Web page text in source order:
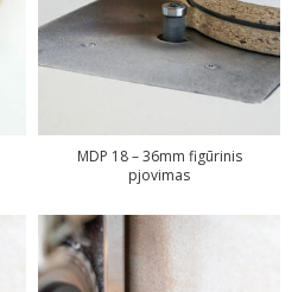
MDP 18 – 36mm figūrinis
pjovimas